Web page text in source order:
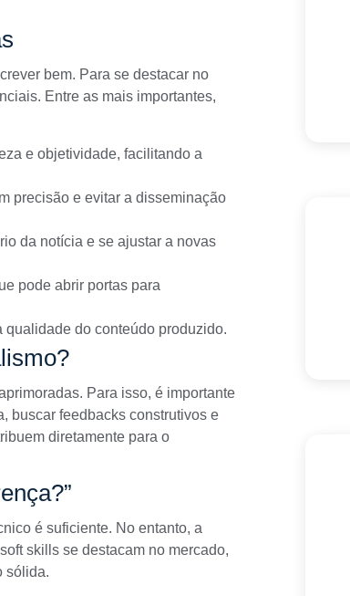
bem. Para se destacar no
Entre as mais importantes,
e objetividade, facilitando a
precisão e evitar a disseminação
da notícia e se ajustar a novas
pode abrir portas para
qualidade do conteúdo produzido.
Para isso, é importante
buscar feedbacks construtivos e
diretamente para o
é suficiente. No entanto, a
skills se destacam no mercado,
sólida.